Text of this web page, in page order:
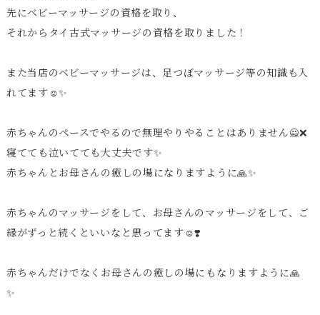
先にベビーマッサージの資格を取り、
それからタイ古式マッサージの資格を取りました！
また当店のベビーマッサージは、足つぼマッサージ等の知識も入
れてます☺️✨
赤ちゃんのペースでやるので無理やりやることはありません🙅❌️
寝てても泣いてても大丈夫です✨️
赤ちゃんとお母さんの癒しの場になりますように🙏✨️
赤ちゃんのマッサージをして、お母さんのマッサージをして、ご
縁がずっと続くといいなと思ってます☺️❣️
赤ちゃんだけでなくお母さんの癒しの場にもなりますように🙏
✨️